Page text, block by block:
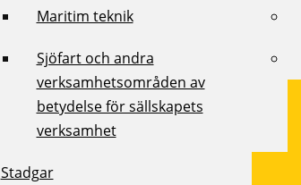
Maritim teknik
Sjöfart och andra
verksamhetsområden av
betydelse för sällskapets
verksamhet
Stadgar